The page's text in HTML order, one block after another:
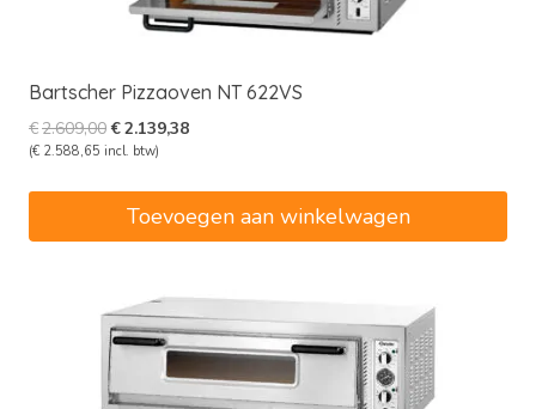
Bartscher Pizzaoven NT 622VS
€2.609,00Oorspronkelijke
prijs
€2.139,38Huidige
(€ 2.588,65 incl. btw)
Toevoegen aan winkelwagen